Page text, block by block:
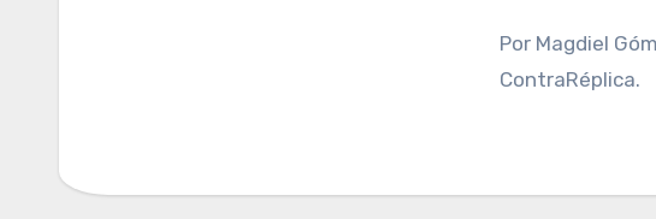
Por Magdiel Gómez Muñiz. Publicado en
ContraRéplica.